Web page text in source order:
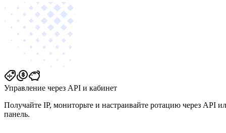
Управление через API и кабинет
Получайте IP, мониторьте и настраивайте ротацию через API
панель.